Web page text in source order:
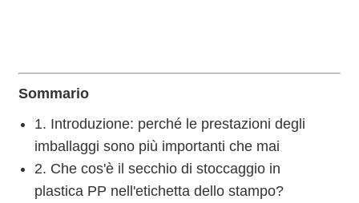
Sommario
1. Introduzione: perché le prestazioni degli
imballaggi sono più importanti che mai
2. Che cos'è il secchio di stoccaggio in
plastica PP nell'etichetta dello stampo?